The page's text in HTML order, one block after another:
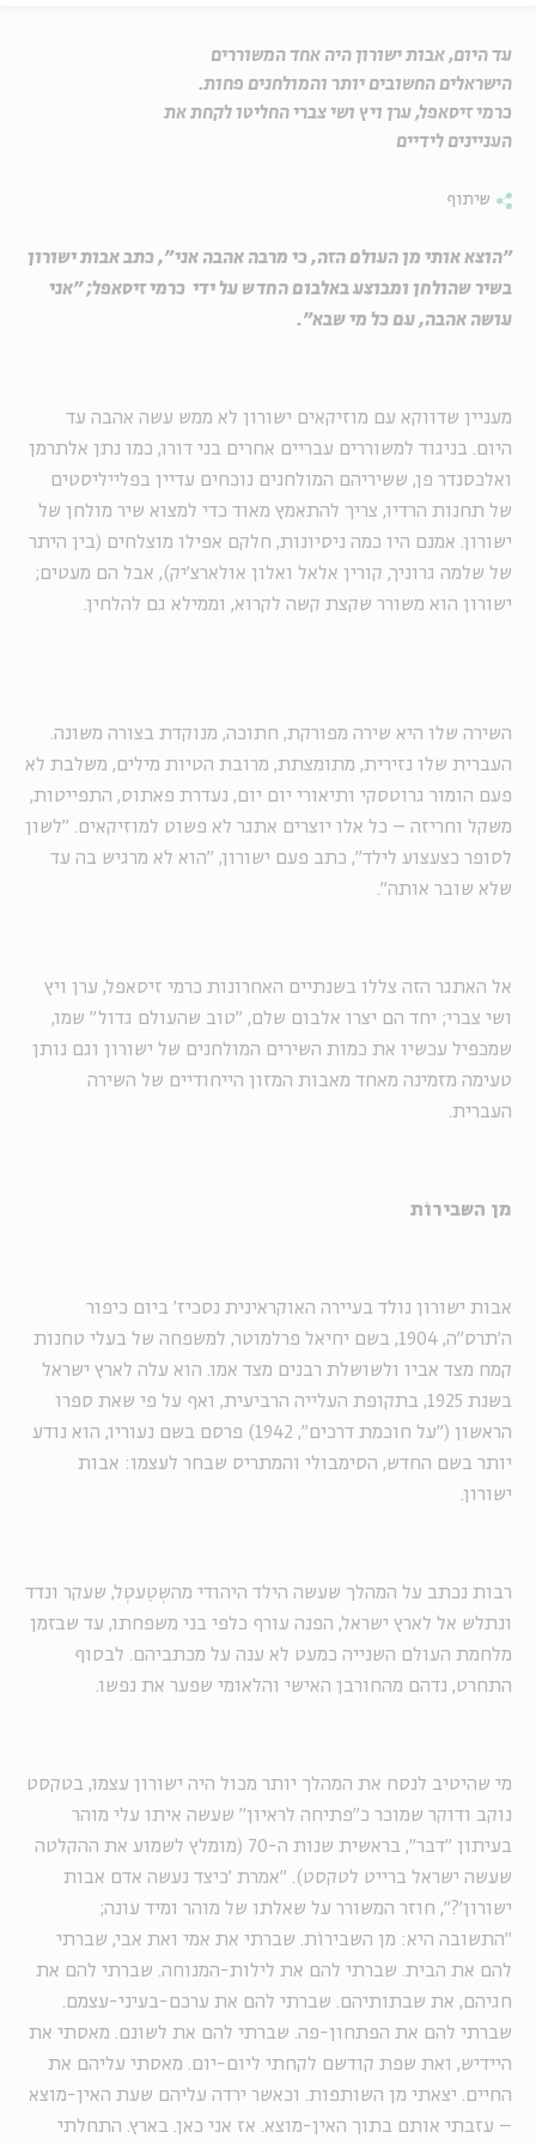
עד היום, אבות ישורון היה אחד המשוררים
הישראלים החשובים יותר והמולחנים פחות.
כרמי זיסאפל, ערן ויץ ושי צברי החליטו לקחת את
העניינים לידיים
שיתוף
"הוצא אותי מן העולם הזה, כי מרבה אהבה אני", כתב אבות ישורון
בשיר שהולחן ומבוצע באלבום החדש על ידי כרמי זיסאפל; "אני
עושה אהבה, עם כל מי שבא".
מעניין שדווקא עם מוזיקאים ישורון לא ממש עשה אהבה עד
היום
. בניגוד למשוררים עבריים אחרים בני דורו, כמו נתן אלתרמן
ואלכסנדר פן, ששיריהם המולחנים נוכחים עדיין בפלייליסטים
של תחנות הרדיו, צריך להתאמץ מאוד כדי למצוא שיר מולחן של
ישורון. אמנם היו כמה ניסיונות, חלקם אפילו מוצלחים (בין היתר
של שלמה גרוניך, קורין אלאל ואלון אולארצ'יק), אבל הם מעטים;
ישורון הוא משורר שקצת קשה לקרוא, וממילא גם להלחין.
השירה שלו היא שירה מפורקת, חתוכה, מנוקדת בצורה משונה.
העברית שלו נזירית, מתומצתת, מרובת הטיות מילים, משלבת לא
פעם הומור גרוטסקי ותיאורי יום יום, נעדרת פאתוס, התפייטות,
משקל וחריזה – כל אלו יוצרים אתגר לא פשוט למוזיקאים. "לשון
לסופר כצעצוע לילד", כתב פעם ישורון, "הוא לא מרגיש בה עד
שלא שובר אותה".
אל האתגר הזה צללו בשנתיים האחרונות כרמי זיסאפל, ערן ויץ
ושי צברי; יחד הם יצרו אלבום שלם, "טוב שהעולם גדול" שמו,
שמכפיל עכשיו את כמות השירים המולחנים של ישורון וגם נותן
טעימה מזמינה מאחד מאבות המזון הייחודיים של השירה
העברית.
מן השבירוֹת
אבות ישורון נולד בעיירה האוקראינית נסכיז' ביום כיפור
ה'תרס"ה, 1904, בשם יחיאל פרלמוטר, למשפחה של בעלי טחנות
קמח מצד אביו ולשושלת רבנים מצד אמו. הוא עלה לארץ ישראל
בשנת 1925, בתקופת העלייה הרביעית, ואף על פי שאת ספרו
הראשון ("על חוכמת דרכים", 1942) פרסם בשם נעוריו, הוא נודע
יותר בשם החדש, הסימבולי והמתריס שבחר לעצמו: אבות
ישורון.
רבות נכתב על המהלך שעשה הילד היהודי מהשְטֵעטְל, שעקר ונדד
ונתלש אל לארץ ישראל, הפנה עורף כלפי בני משפחתו, עד שבזמן
מלחמת העולם השנייה כמעט לא ענה על מכתביהם. לבסוף
התחרט, נדהם מהחורבן האישי והלאומי שפער את נפשו.
מי שהיטיב לנסח את המהלך יותר מכול היה ישורון עצמו, בטקסט
נוקב ודוקר שמוכר כ"פתיחה לראיון" שעשה איתו עלי מוהר
בעיתון "דבר", בראשית שנות ה-70 (מומלץ לשמוע את ההקלטה
שעשה ישראל ברייט לטקסט). "אמרת 'כיצד נעשה אדם אבות
ישורון'?", חוזר המשורר על שאלתו של מוהר ומיד עונה;
"התשובה היא: מן השבירוֹת. שברתי את אמי ואת אבי, שברתי
להם את הבית. שברתי להם את לילות-המנוחה. שברתי להם את
חגיהם, את שבתותיהם. שברתי להם את ערכם-בעיני-עצמם.
שברתי להם את הפתחון-פה. שברתי להם את לשונם. מאסתי את
היידיש, ואת שפת קודשם לקחתי ליום-יום. מאסתי עליהם את
החיים. יצאתי מן השותפות. וכאשר ירדה עליהם שעת האין-מוצא
– עזבתי אותם בתוך האין-מוצא. אז אני כאן. בארץ. התחלתי